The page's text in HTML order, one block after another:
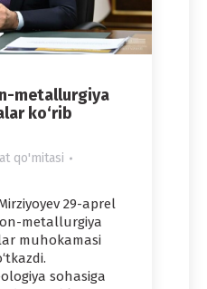
metallurgiya
ko‘rib
qo'mitasi
29-aprel
metallurgiya
muhokamasi
sohasiga